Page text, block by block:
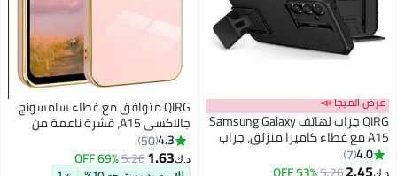
عرض الميجا 📣
QIRG جراب لهاتف Samsung Galaxy
A15 مع غطاء كاميرا منزلق، جراب
Armor Silicone TPU Bumper PC
A15 القوي مع حامل، جراب هاتف
4.0
7
د.ك‏
QIRG متوافق مع غطاء سامسونج
جالاكسي A15، قشرة ناعمة من
الكروم المطلي بالذهب، وردي،
رقيق وناعم مقاوم للصدمات، حماية
كاملة، حافظة سامسونج جالاكسي
4.3
50
د.ك‏1.63
5.26
69% OFF